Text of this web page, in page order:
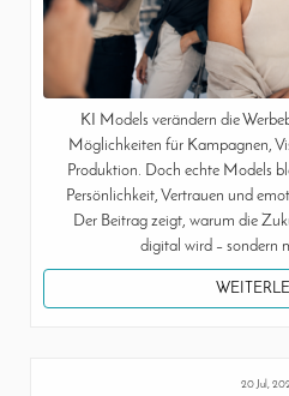
KI Models verändern die
Möglichkeiten für Kampagnen,
Produktion. Doch echte Models
Persönlichkeit, Vertrauen und
Der Beitrag zeigt, warum die
digital wird – sondern
20 Jul,